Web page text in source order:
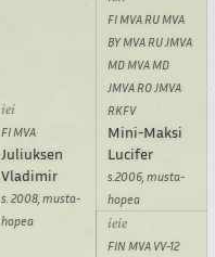
FI MVA
Juliuksen
Vladimir
s. 2008, musta-
hopea
FI MVA RU MVA
BY MVA RU JMVA
MD MVA MD
JMVA RO JMVA
RKFV
Mini-Maksi
Lucifer
s.2006, musta-
hopea
FIN MVA VV-12